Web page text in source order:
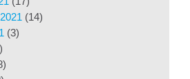
(14)
(3)